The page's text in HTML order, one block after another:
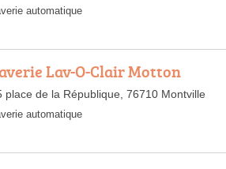
automatique
Lav-O-Clair Motton
place de la République, 76710 Montville
automatique